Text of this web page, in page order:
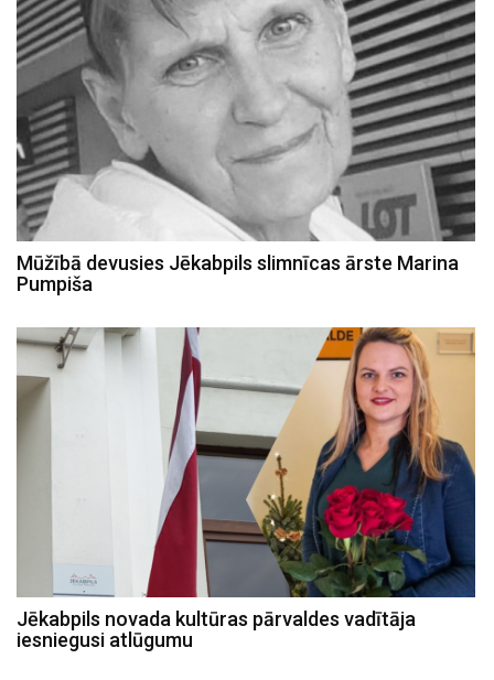
Mūžībā devusies Jēkabpils slimnīcas ārste Marina
Pumpiša
Jēkabpils novada kultūras pārvaldes vadītāja
iesniegusi atlūgumu